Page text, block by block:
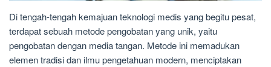
Di tengah-tengah kemajuan teknologi medis yang begitu pesat,
terdapat sebuah metode pengobatan yang unik, yaitu
pengobatan dengan media tangan. Metode ini memadukan
elemen tradisi dan ilmu pengetahuan modern, menciptakan